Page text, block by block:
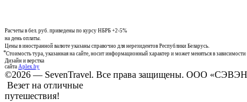
Расчеты в бел. руб. приведены по курсу НБРБ +2-5%
на день оплаты.
Цены в иностранной валюте указаны справочно для нерезидентов Республики Беларусь.
Стоимость тура, указанная на сайте, носит информационный характер и может меняться в зависимости
Дизайн и верстка
сайта Aplex.by
©2026 — SevenTravel. Все права защищены. ООО
Везет на отличные
путешествия!